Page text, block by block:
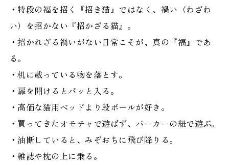
・特段の福を招く『招き猫』ではなく、禍い（わざわ
い）を招かない『招かざる猫』。
・招かれざる禍いがない日常こそが、真の『福』であ
る。
・机に載っている物を落とす。
・扉を開けるとパッと入る。
・高価な猫用ベッドより段ボールが好き。
・買ってきたオモチャで遊ばず、パーカーの紐で遊ぶ。
・油断していると、みぞおちに飛び降りる。
・雑誌や枕の上に乗る。